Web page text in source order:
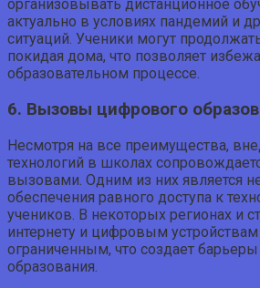
организовывать дистанционное
актуально в условиях пандемий и
ситуаций. Ученики могут
покидая дома, что позволяет
образовательном процессе.
6. Вызовы цифрового
Несмотря на все преимущества,
технологий в школах
вызовами. Одним из них является
обеспечения равного доступа к
учеников. В некоторых регионах и
интернету и цифровым устройствам
ограниченным, что создает
образования.